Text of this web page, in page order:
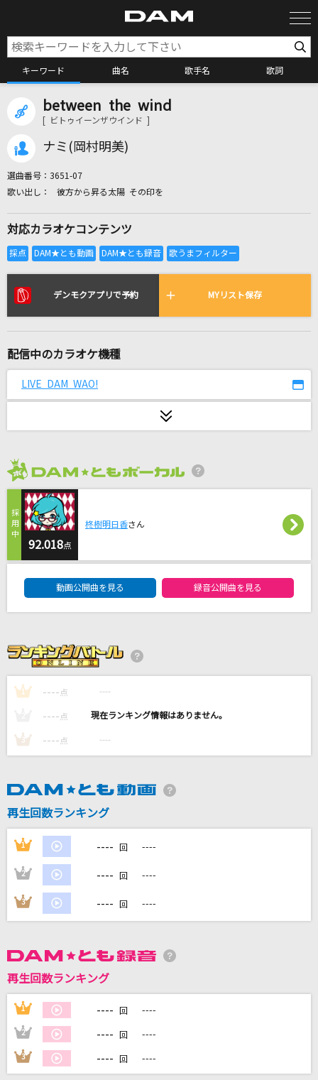
キーワード 曲名 歌手名 歌詞
カラオケ検索
カラオケ店舗検索
全国りれき
リアルタイムで歌われている曲の一覧
[生音]高嶺の花子さん
[生音]手をつなごう
back number
モエチャッカファイア
エデンの部屋
Saucy Dog
弱虫モンブラン
DECO*27
LOST CORNER
米津玄師
トウキョウ・シャンディ・ランデヴ feat. 花譜,
MAISONdes
＝LOVE
もっと見る
DAMに会員登録・ログインして
between the wind
[ ビトゥイーンザウインド ]
ナミ(岡村明美)
選曲番号： 3651-07
彼方から昇る太陽 その印を
対応カラオケコンテンツ
デンモクアプリで予約 MYリスト保存
配信中のカラオケ機種
LIVE DAM WAO!
92.018点
柊樹明日香さん
動画公開曲を見る 録音公開曲を見る
1 ---- 点 ----
---- 点 ----
3 ---- 点 ----
再生回数ランキング
1 ---- 回 ----
2 ---- 回 ----
3 ---- 回 ----
再生回数ランキング
1 ---- 回 ----
2 ---- 回 ----
3 ---- 回 ----